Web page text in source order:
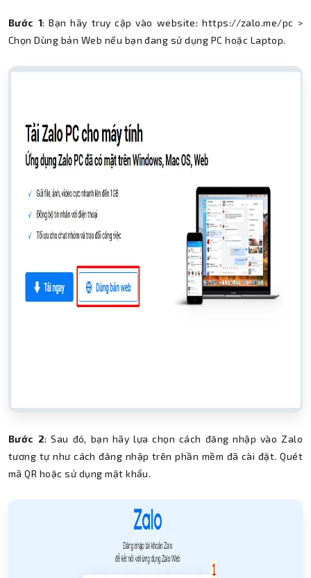
Bước 1: Bạn hãy truy cập vào website: https://zalo.me/pc >
Chọn Dùng bản Web nếu bạn đang sử dụng PC hoặc Laptop.
Bước 2: Sau đó, bạn hãy lựa chọn cách đăng nhập vào Zalo
tương tự như cách đăng nhập trên phần mềm đã cài đặt. Quét
mã QR hoặc sử dụng mật khẩu.